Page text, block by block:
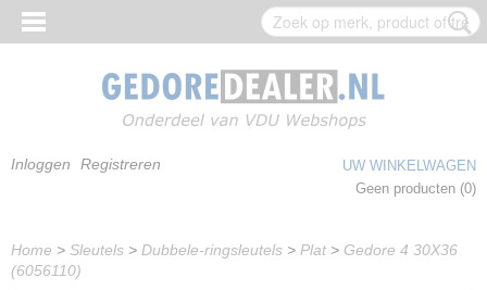
Inloggen Registreren
UW WINKELWAGEN
Geen producten (0)
Home > Sleutels > Dubbele-ringsleutels > Plat > Gedore 4 30X36
(6056110)